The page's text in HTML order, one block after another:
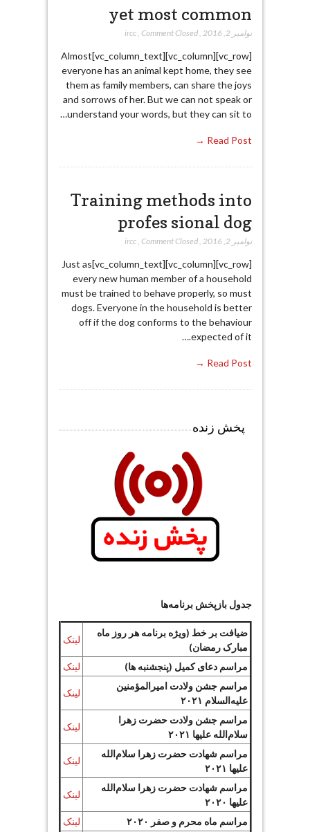
yet most common
نوامبر 2, 2016 ,
ircc, Comment Closed
[vc_row][vc_column][vc_column_text]Almost
everyone has an animal kept home, they see
them as family members, can share the joys
and sorrows of her. But we can not speak or
understand your words, but they can sit to…
Read Post →
Training methods into
profes sional dog
نوامبر 2, 2016 ,
ircc, Comment Closed
[vc_row][vc_column][vc_column_text]Just as
every new human member of a household
must be trained to behave properly, so must
dogs. Everyone in the household is better
off if the dog conforms to the behaviour
expected of it.…
Read Post →
پخش زنده
جدول بازپخش برنامه‌ها
ضیافت بر خط (ویژه برنامه هر روز ماه
مبارک رمضان)
لینک
مراسم دعای کمیل (پنجشنبه ها)
لینک
مراسم جشن ولادت امیرالمؤمنین
علیه‌السلام ۲۰۲۱
لینک
مراسم جشن ولادت حضرت زهرا
سلام‌الله علیها ۲۰۲۱
لینک
مراسم شهادت حضرت زهرا سلام‌الله
علیها ۲۰۲۱
لینک
مراسم شهادت حضرت زهرا سلام‌الله
علیها ۲۰۲۰
لینک
مراسم ماه محرم و صفر ۲۰۲۰
لینک